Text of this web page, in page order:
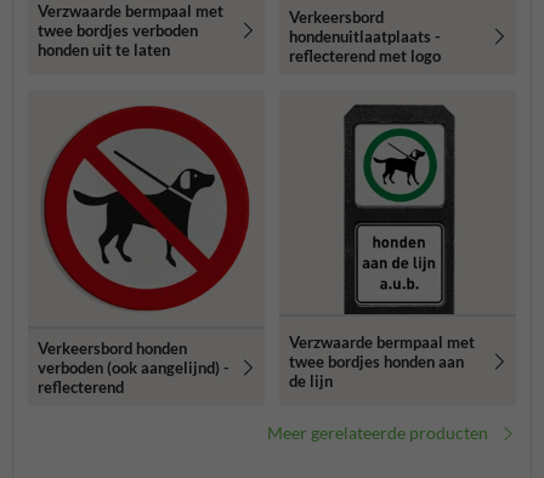
Verzwaarde bermpaal met
twee bordjes verboden
honden uit te laten
Verkeersbord
hondenuitlaatplaats -
reflecterend met logo
Verkeersbord honden
verboden (ook aangelijnd) -
reflecterend
Verzwaarde bermpaal met
twee bordjes honden aan
de lijn
Meer gerelateerde producten